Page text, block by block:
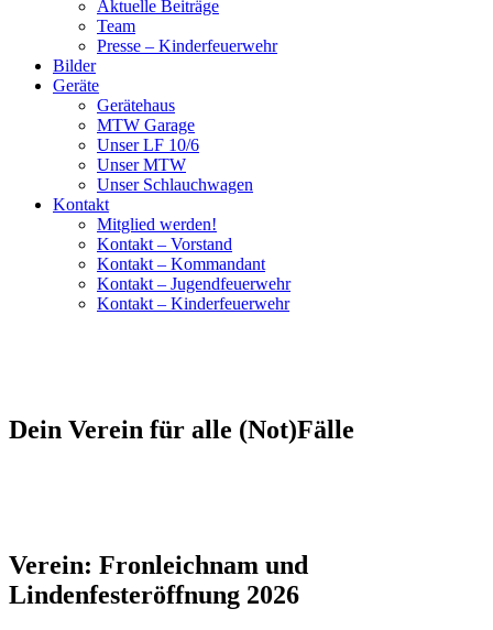
Aktuelle Beiträge
Team
Presse – Kinderfeuerwehr
Bilder
Geräte
Gerätehaus
MTW Garage
Unser LF 10/6
Unser MTW
Unser Schlauchwagen
Kontakt
Mitglied werden!
Kontakt – Vorstand
Kontakt – Kommandant
Kontakt – Jugendfeuerwehr
Kontakt – Kinderfeuerwehr
Dein Verein für alle (Not)Fälle
Verein: Fronleichnam und
Lindenfesteröffnung 2026